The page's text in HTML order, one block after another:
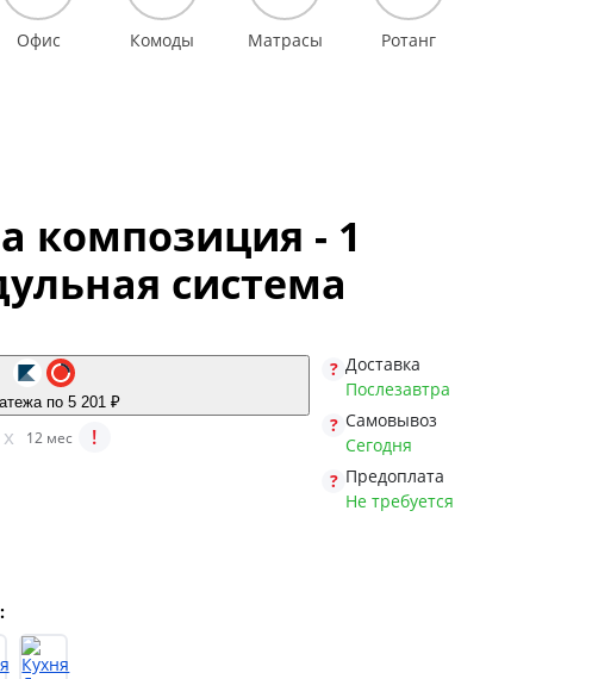
Офис Комоды Матрасы Ротанг
композиция - 1
система
по 5 201 ₽
x 12 мес !
Доставка
Послезавтра
Самовывоз
Сегодня
Предоплата
Не требуется